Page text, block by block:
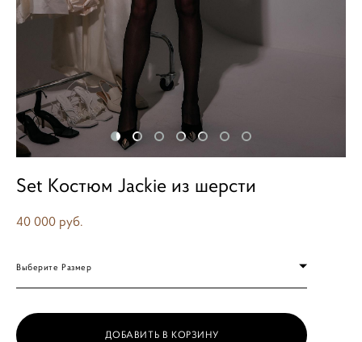
Set Костюм Jackie из шерсти
40 000 pуб.
Выберите Размер
ДОБАВИТЬ В КОРЗИНУ